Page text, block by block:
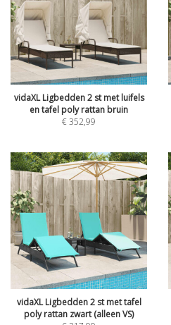
vidaXL Ligbedden 2 st met luifels
en tafel poly rattan bruin
€352,99
vidaXL Ligbedden 2 st met tafel
poly rattan zwart (alleen VS)